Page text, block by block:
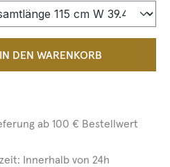
den
IN DEN WARENKORB
ab 100 € Bestellwert
Innerhalb von 24h